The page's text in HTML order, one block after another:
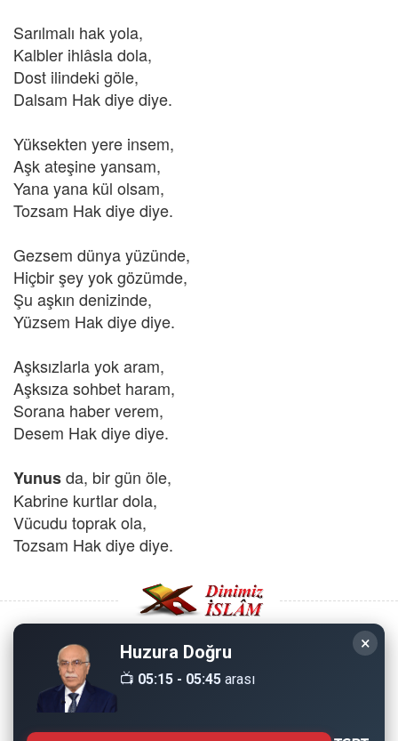
Sarılmalı hak yola,
Kalbler ihlâsla dola,
Dost ilindeki göle,
Dalsam Hak diye diye.
Yüksekten yere insem,
Aşk ateşine yansam,
Yana yana kül olsam,
Tozsam Hak diye diye.
Gezsem dünya yüzünde,
Hiçbir şey yok gözümde,
Şu aşkın denizinde,
Yüzsem Hak diye diye.
Aşksızlarla yok aram,
Aşksıza sohbet haram,
Sorana haber verem,
Desem Hak diye diye.
Yunusda, bir gün öle,
Kabrine kurtlar dola,
Vücudu toprak ola,
Tozsam Hak diye diye.
Copyright © 2008 - Dinimiz İslam. Her Hakkı Saklıdır.
Sitemizdeki bilgiler, bütün insanların istifadesi için
hazırlanmıştır. Orijinaline sadık kalmak şartıyla, izin
×
Huzura Doğru
📺 05:15 - 05:45 arası